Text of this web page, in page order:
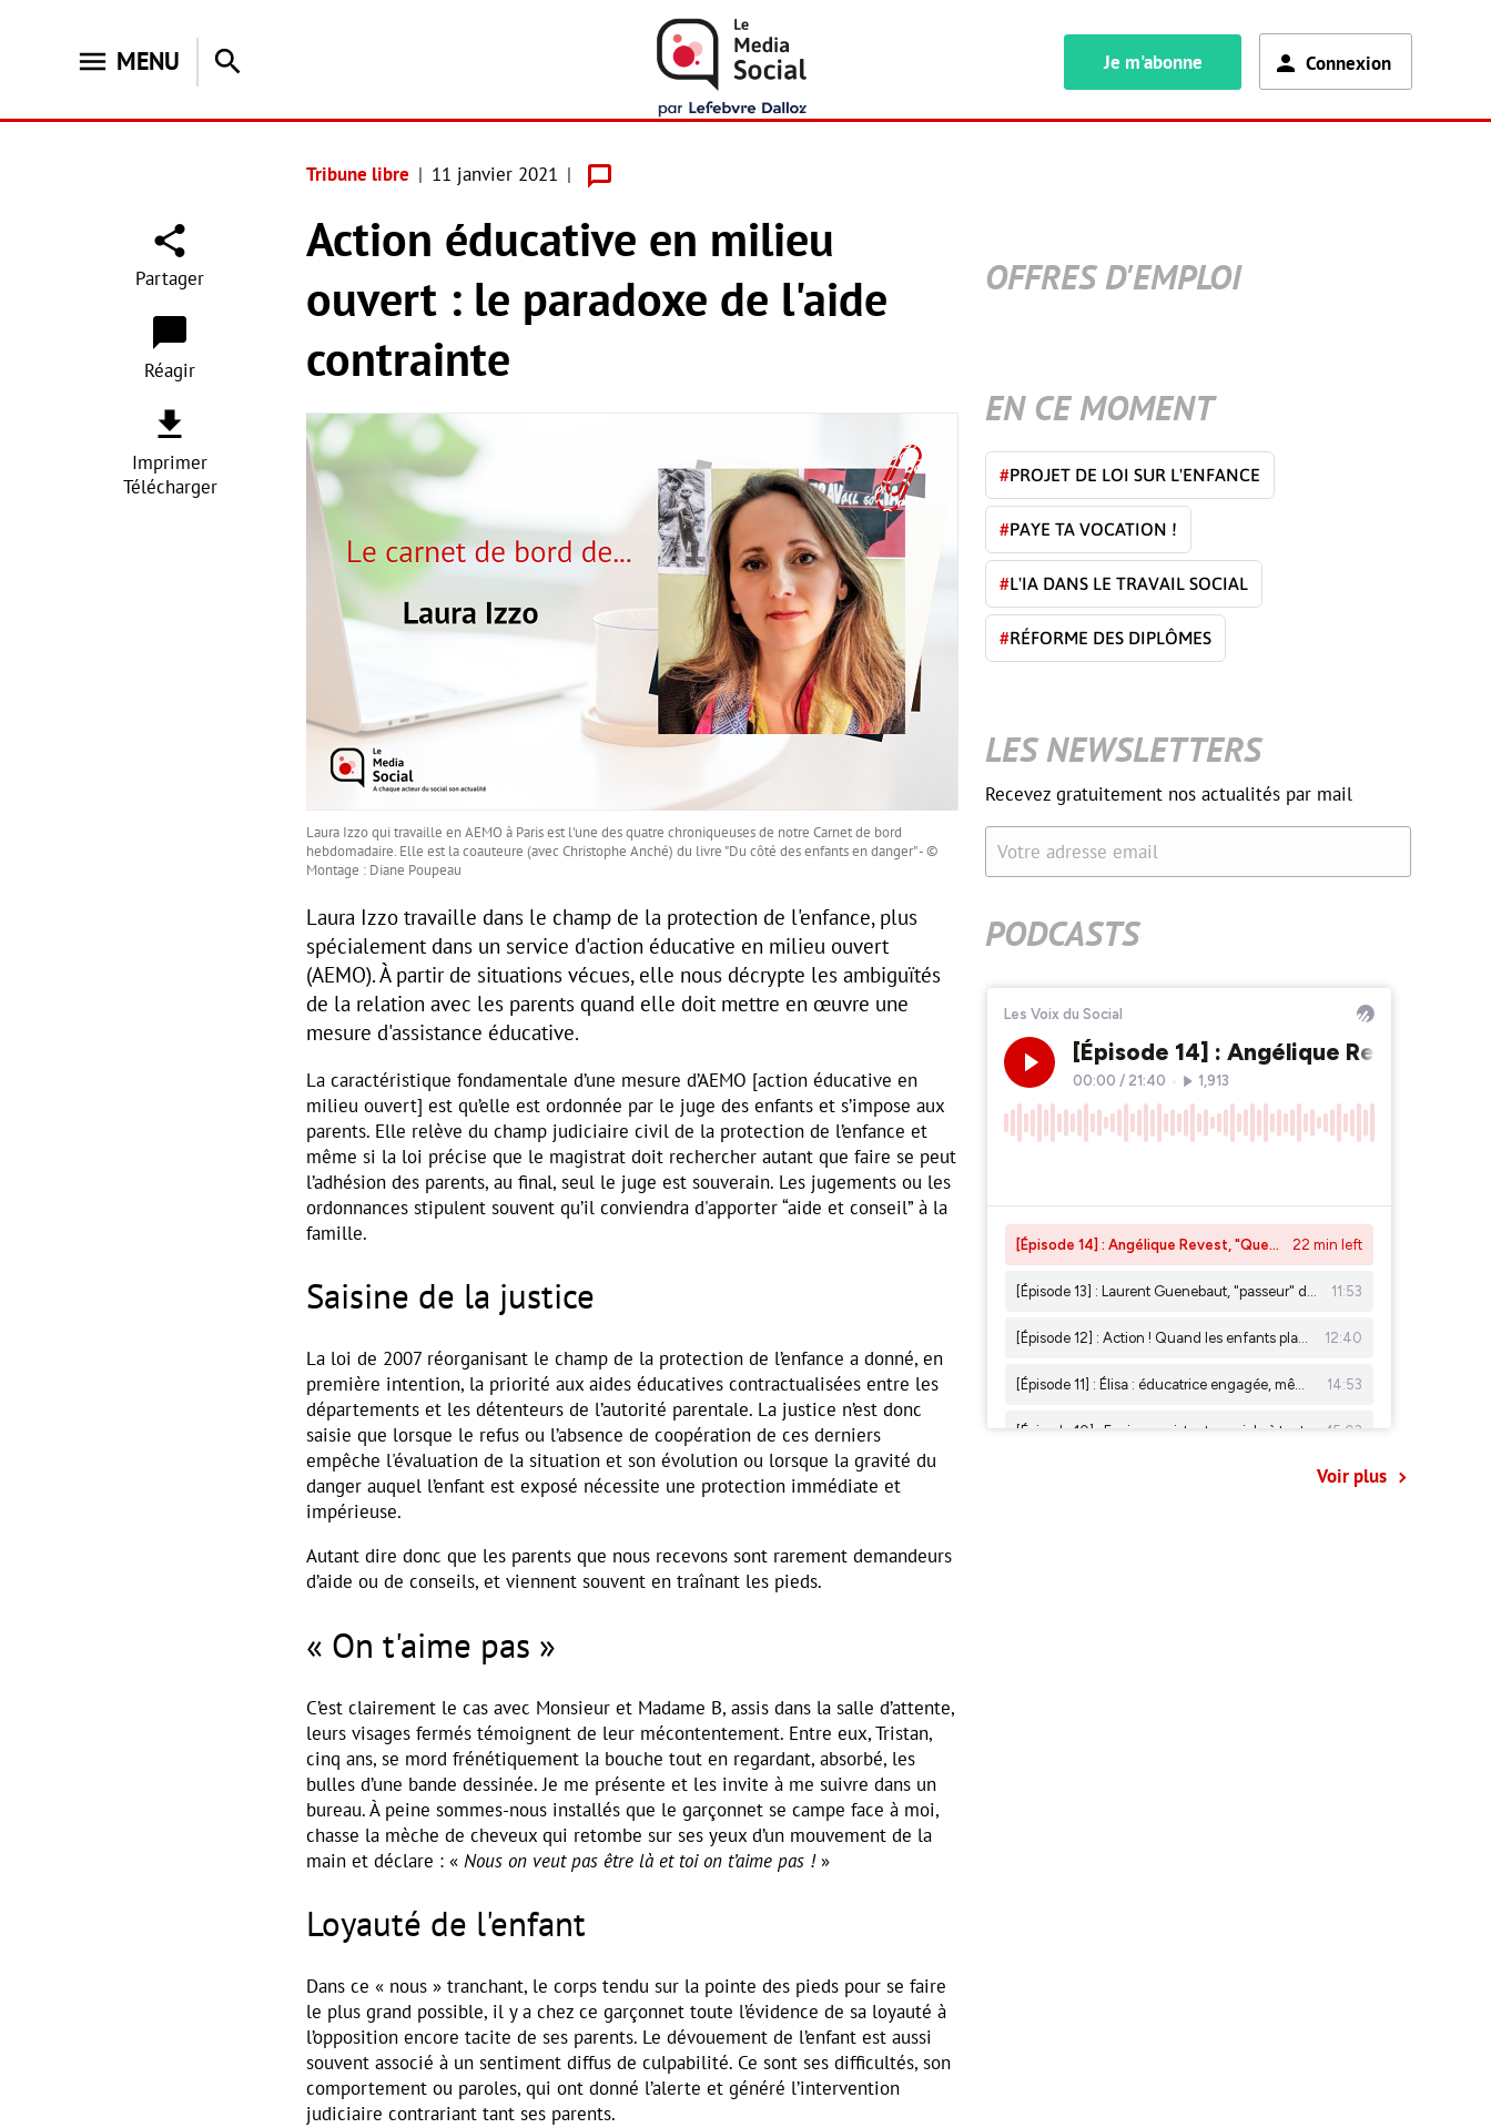
menu MENU search Je m'abonne Connexion
Tribune libre 11 janvier 2021
Partager
Réagir
Imprimer
Télécharger
Action éducative en milieu
ouvert : le paradoxe de l'aide
contrainte
Laura Izzo qui travaille en AEMO à Paris est l'une des quatre chroniqueuses de notre Carnet de bord
hebdomadaire. Elle est la coauteure (avec Christophe Anché) du livre "Du côté des enfants en danger" - ©
Montage : Diane Poupeau
Laura Izzo travaille dans le champ de la protection de l'enfance, plus
spécialement dans un service d'action éducative en milieu ouvert
(AEMO). À partir de situations vécues, elle nous décrypte les ambiguïtés
de la relation avec les parents quand elle doit mettre en œuvre une
mesure d'assistance éducative.
La caractéristique fondamentale d’une mesure d’AEMO [action éducative en
milieu ouvert] est qu’elle est ordonnée par le juge des enfants et s’impose aux
parents. Elle relève du champ judiciaire civil de la protection de l’enfance et
même si la loi précise que le magistrat doit rechercher autant que faire se peut
l’adhésion des parents, au final, seul le juge est souverain. Les jugements ou les
ordonnances stipulent souvent qu’il conviendra d'apporter “aide et conseil” à la
famille.
Saisine de la justice
La loi de 2007 réorganisant le champ de la protection de l’enfance a donné, en
première intention, la priorité aux aides éducatives contractualisées entre les
départements et les détenteurs de l’autorité parentale. La justice n’est donc
saisie que lorsque le refus ou l’absence de coopération de ces derniers
empêche l'évaluation de la situation et son évolution ou lorsque la gravité du
danger auquel l’enfant est exposé nécessite une protection immédiate et
impérieuse.
Autant dire donc que les parents que nous recevons sont rarement demandeurs
d’aide ou de conseils, et viennent souvent en traînant les pieds.
« On t'aime pas »
C’est clairement le cas avec Monsieur et Madame B, assis dans la salle d’attente,
leurs visages fermés témoignent de leur mécontentement. Entre eux, Tristan,
cinq ans, se mord frénétiquement la bouche tout en regardant, absorbé, les
bulles d’une bande dessinée. Je me présente et les invite à me suivre dans un
bureau. À peine sommes-nous installés que le garçonnet se campe face à moi,
chasse la mèche de cheveux qui retombe sur ses yeux d’un mouvement de la
main et déclare : « Nous on veut pas être là et toi on t’aime pas !»
Loyauté de l'enfant
Dans ce « nous » tranchant, le corps tendu sur la pointe des pieds pour se faire
le plus grand possible, il y a chez ce garçonnet toute l’évidence de sa loyauté à
l’opposition encore tacite de ses parents. Le dévouement de l’enfant est aussi
souvent associé à un sentiment diffus de culpabilité. Ce sont ses difficultés, son
comportement ou paroles, qui ont donné l’alerte et généré l’intervention
judiciaire contrariant tant ses parents.
OFFRES D'EMPLOI
EN CE MOMENT
#PROJET DE LOI SUR L'ENFANCE
#PAYE TA VOCATION !
#L'IA DANS LE TRAVAIL SOCIAL
#RÉFORME DES DIPLÔMES
LES NEWSLETTERS
Recevez gratuitement nos actualités par mail
Votre adresse email
PODCASTS
Voir plus